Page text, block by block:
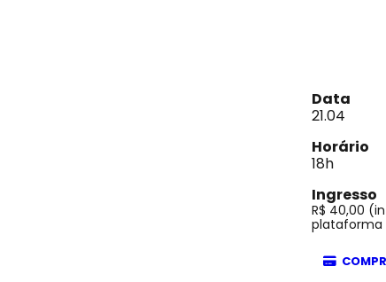
Data
21.04
Horário
18h
Ingresso
R$ 40,00
plataforma